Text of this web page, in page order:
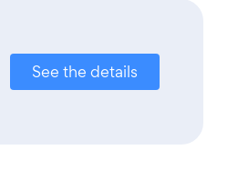
See the details